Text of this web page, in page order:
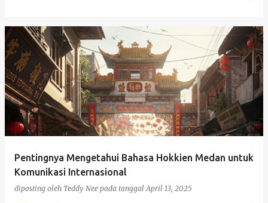
Pentingnya Mengetahui Bahasa Hokkien Medan untuk
Komunikasi Internasional
diposting oleh Teddy Nee pada tanggalApril 13, 2025